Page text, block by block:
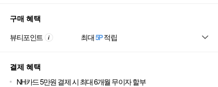
구매 혜택
뷰티포인트 최대5P적립
결제 혜택
NH카드 5만원 결제 시 최대 6개월 무이자 할부